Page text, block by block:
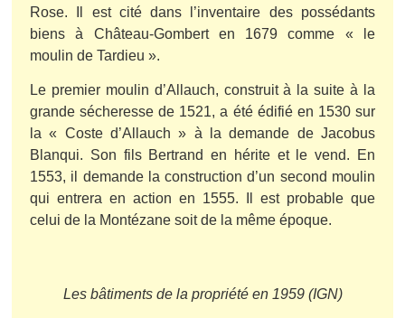
Rose. Il est cité dans l’inventaire des possédants
biens à Château-Gombert en 1679 comme « le
moulin de Tardieu ».
Le premier moulin d’Allauch, construit à la suite à la
grande sécheresse de 1521, a été édifié en 1530 sur
la « Coste d’Allauch » à la demande de Jacobus
Blanqui. Son fils Bertrand en hérite et le vend. En
1553, il demande la construction d’un second moulin
qui entrera en action en 1555. Il est probable que
celui de la Montézane soit de la même époque.
Les bâtiments de la propriété en 1959 (IGN)